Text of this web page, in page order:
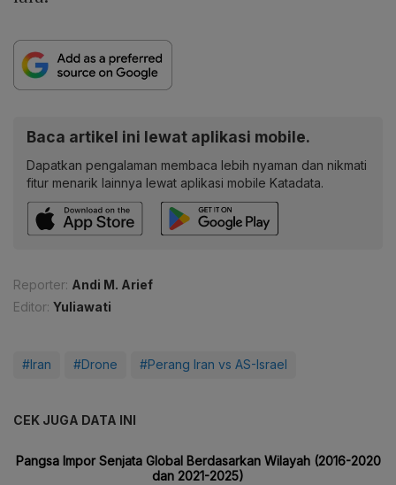
Baca artikel ini lewat aplikasi mobile.
Dapatkan pengalaman membaca lebih nyaman dan nikmati
fitur menarik lainnya lewat aplikasi mobile Katadata.
Reporter: Andi M. Arief
Editor: Yuliawati
#Iran #Drone #Perang Iran vs AS-Israel
CEK JUGA DATA INI